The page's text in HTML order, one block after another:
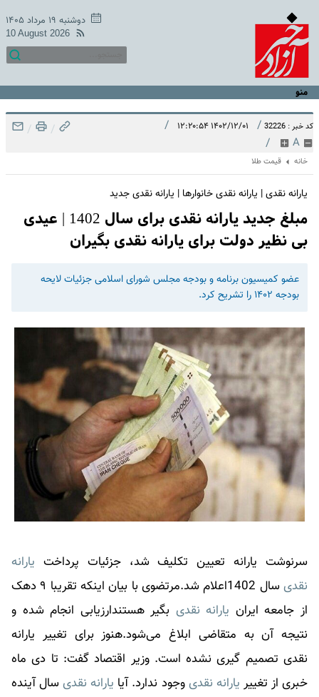
دوشنبه ۱۹ مرداد ۱۴۰۵
10 August 2026
منو
کد خبر : 32226 / ۱۴۰۲/۱۲/۰۱ ۱۲:۲۰:۵۴ /
A
/
/
/
خانه قیمت طلا
یارانه نقدی | یارانه نقدی خانوارها | یارانه نقدی جدید
مبلغ جدید یارانه نقدی برای سال 1402 | عیدی
بی نظیر دولت برای یارانه نقدی بگیران
عضو کمیسیون برنامه و بودجه مجلس شورای اسلامی جزئیات لایحه
بودجه ۱۴۰۲ را تشریح کرد.
سرنوشت یارانه تعیین تکلیف شد، جزئیات پرداخت یارانه
نقدی
سال 1402اعلام شد.مرتضوی با بیان اینکه تقریبا ۹ دهک
از جامعه ایران یارانه نقدی بگیر هستندارزیابی انجام شده و
نتیجه آن به متقاضی ابلاغ می‌شود.هنوز برای تغییر یارانه
نقدی تصمیم گیری نشده است. وزیر اقتصاد گفت: تا دی ماه
خبری از تغییر یارانه نقدیوجود ندارد. آیا یارانه نقدیسال آینده